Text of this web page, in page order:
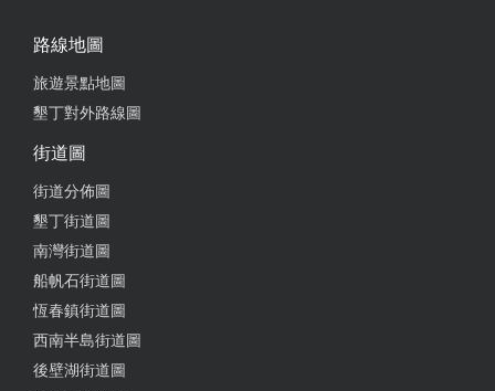
路線地圖
旅遊景點地圖
墾丁對外路線圖
街道圖
街道分佈圖
墾丁街道圖
南灣街道圖
船帆石街道圖
恆春鎮街道圖
西南半島街道圖
後壁湖街道圖